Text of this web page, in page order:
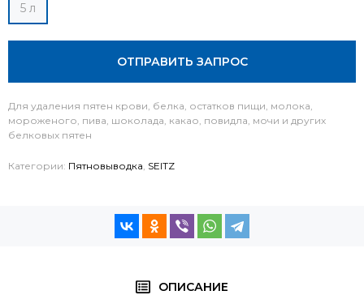
5 л
ОТПРАВИТЬ ЗАПРОС
Для удаления пятен крови, белка, остатков пищи, молока,
мороженого, пива, шоколада, какао, повидла, мочи и других
белковых пятен
Категории: Пятновыводка, SEITZ
ОПИСАНИЕ